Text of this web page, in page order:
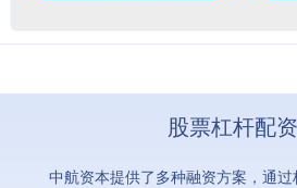
股票杠杆配
中航资本提供了多种融资方案，通